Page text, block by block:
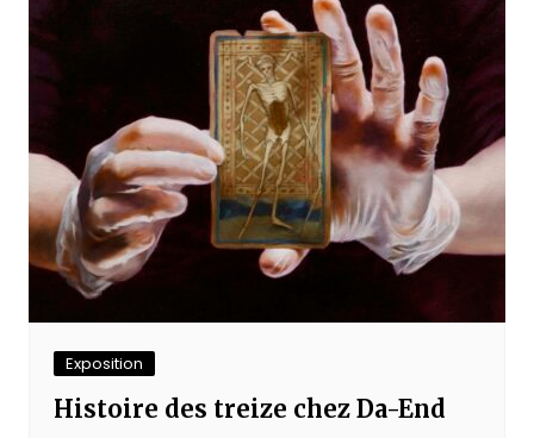
Exposition
Histoire des treize chez Da-End